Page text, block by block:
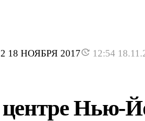
18 НОЯБРЯ 2017 12:54
Нью-